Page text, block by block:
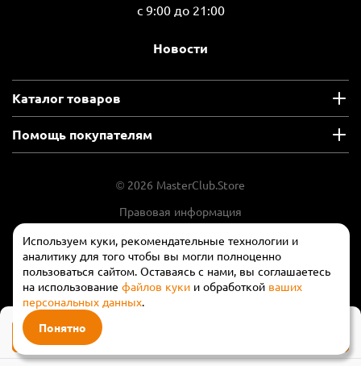
Используем куки, рекомендательные технологии и
аналитику для того чтобы вы могли полноценно
пользоваться сайтом. Оставаясь с нами, вы соглашаетесь
на использование файлов куки и обработкой ваших
персональных данных.
Понятно
Сообщить о поступлении
с 9:00 до 21:00
Новости
Каталог товаров
Помощь покупателям
© 2026 MasterClub.Store
Правовая информация
Положение об обработки и защите
персональных данных